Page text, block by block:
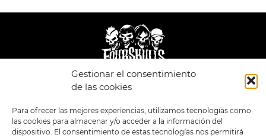
Gestionar el consentimiento
de las cookies
Para ofrecer las mejores experiencias, utilizamos tecnologías como
las cookies para almacenar y/o acceder a la información del
dispositivo. El consentimiento de estas tecnologías nos permitirá
POLÍTICA DE
PRIVACIDAD
TÉRMINOS Y
TIENDA
ESTILOS
FORMATOS
PREVENTAS
OFERTAS